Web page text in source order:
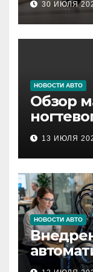
30 ИЮЛЯ
НОВОСТИ АВТО
Обзор
13 ИЮЛЯ
НОВОСТИ АВТО